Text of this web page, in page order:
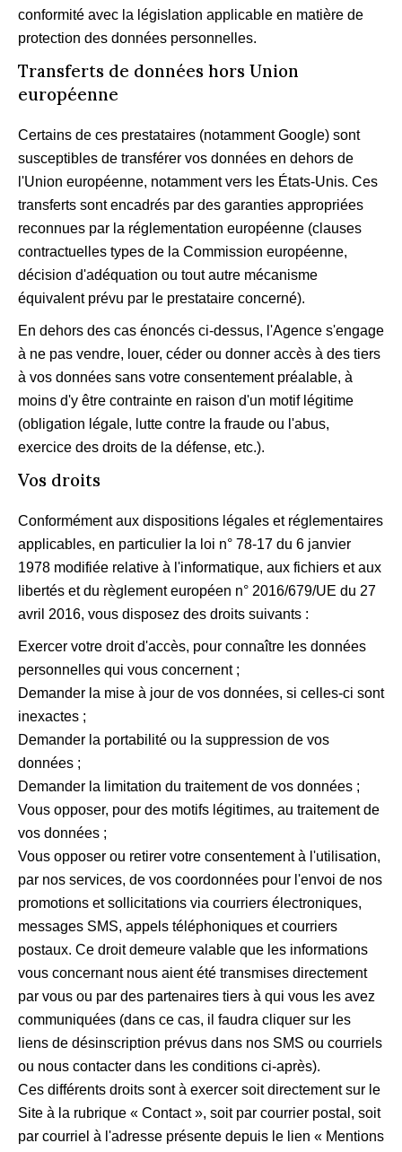
conformité avec la législation applicable en matière de
protection des données personnelles.
Transferts de données hors Union
européenne
Certains de ces prestataires (notamment Google) sont
susceptibles de transférer vos données en dehors de
l'Union européenne, notamment vers les États-Unis. Ces
transferts sont encadrés par des garanties appropriées
reconnues par la réglementation européenne (clauses
contractuelles types de la Commission européenne,
décision d'adéquation ou tout autre mécanisme
équivalent prévu par le prestataire concerné).
En dehors des cas énoncés ci-dessus, l'Agence s'engage
à ne pas vendre, louer, céder ou donner accès à des tiers
à vos données sans votre consentement préalable, à
moins d'y être contrainte en raison d'un motif légitime
(obligation légale, lutte contre la fraude ou l'abus,
exercice des droits de la défense, etc.).
Vos droits
Conformément aux dispositions légales et réglementaires
applicables, en particulier la loi n° 78-17 du 6 janvier
1978 modifiée relative à l'informatique, aux fichiers et aux
libertés et du règlement européen n° 2016/679/UE du 27
avril 2016, vous disposez des droits suivants :
Exercer votre droit d'accès, pour connaître les données
personnelles qui vous concernent ;
Demander la mise à jour de vos données, si celles-ci sont
inexactes ;
Demander la portabilité ou la suppression de vos
données ;
Demander la limitation du traitement de vos données ;
Vous opposer, pour des motifs légitimes, au traitement de
vos données ;
Vous opposer ou retirer votre consentement à l'utilisation,
par nos services, de vos coordonnées pour l'envoi de nos
promotions et sollicitations via courriers électroniques,
messages SMS, appels téléphoniques et courriers
postaux. Ce droit demeure valable que les informations
vous concernant nous aient été transmises directement
par vous ou par des partenaires tiers à qui vous les avez
communiquées (dans ce cas, il faudra cliquer sur les
liens de désinscription prévus dans nos SMS ou courriels
ou nous contacter dans les conditions ci-après).
Ces différents droits sont à exercer soit directement sur le
Site à la rubrique « Contact », soit par courrier postal, soit
par courriel à l'adresse présente depuis le lien « Mentions